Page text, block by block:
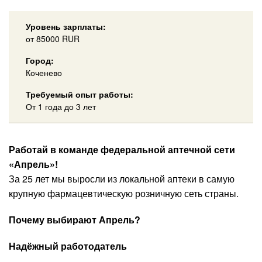
Уровень зарплаты:
от85000 RUR
Город:
Коченево
Требуемый опыт работы:
От 1 года до 3 лет
Работай в команде федеральной аптечной сети
«Апрель»!
За 25 лет мы выросли из локальной аптеки в самую
крупную фармацевтическую розничную сеть страны.
Почему выбирают Апрель?
Надёжный работодатель